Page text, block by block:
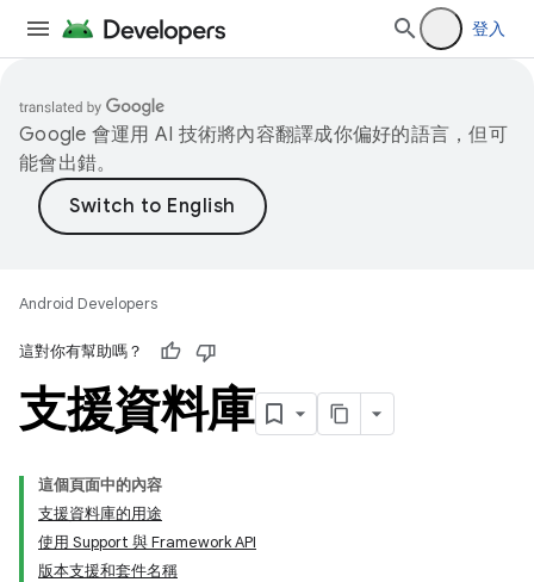
登入
Google 會運用 AI 技術將內容翻譯成你偏好的語言，但可
能會出錯。
Android Developers
這對你有幫助嗎？
支援資料庫
這個頁面中的內容
支援資料庫的用途
使用 Support 與 Framework API
版本支援和套件名稱